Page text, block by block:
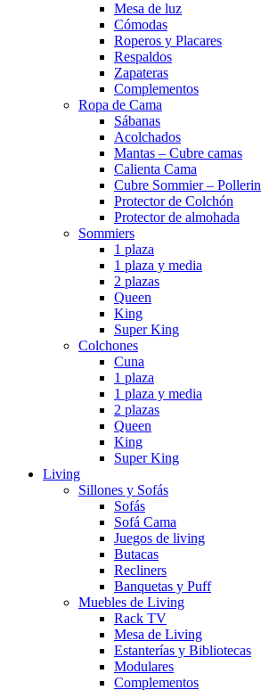
Mesa de luz
Cómodas
Roperos y Placares
Respaldos
Zapateras
Complementos
Ropa de Cama
Sábanas
Acolchados
Mantas – Cubre camas
Calienta Cama
Cubre Sommier – Pollerin
Protector de Colchón
Protector de almohada
Sommiers
1 plaza
1 plaza y media
2 plazas
Queen
King
Super King
Colchones
Cuna
1 plaza
1 plaza y media
2 plazas
Queen
King
Super King
Living
Sillones y Sofás
Sofás
Sofá Cama
Juegos de living
Butacas
Recliners
Banquetas y Puff
Muebles de Living
Rack TV
Mesa de Living
Estanterías y Bibliotecas
Modulares
Complementos